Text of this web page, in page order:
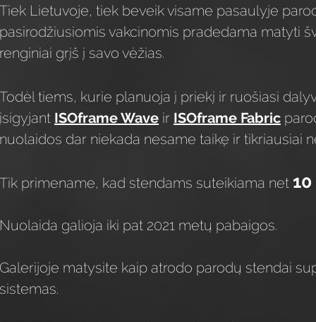
Tiek Lietuvoje, tiek beveik visame pasaulyje
pasirodžiusiomis vakcinomis pradedama matyti
renginiai grįš į savo vėžias.
Todėl tiems, kurie planuoja į priekį ir ruošiasi
įsigyjant ISOframe Wave ir ISOframe Fabric
nuolaidos dar niekada nesame taikę ir tikriausiai
Tik primename, kad stendams suteikiama net 10
Nuolaida galioja iki pat 2021 metų pabaigos.
Galerijoje matysite kaip atrodo parodų stendai
sistemas.